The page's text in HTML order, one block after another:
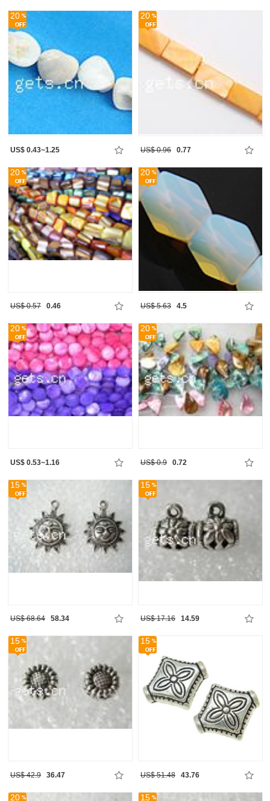
20
US$ 0.43~1.25
20
US$ 0.96 0.77
20
US$ 0.57 0.46
20
US$ 5.63 4.5
20
US$ 0.53~1.16
20
US$ 0.9 0.72
15
US$ 68.64 58.34
15
US$ 17.16 14.59
15
US$ 42.9 36.47
15
US$ 51.48 43.76
20 15